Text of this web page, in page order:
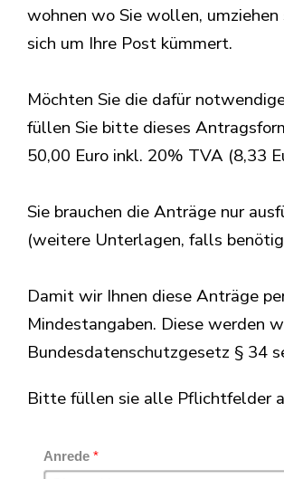
wohnen wo Sie wollen,
sich um Ihre Post kümmert.
Möchten Sie die dafür
füllen Sie bitte dieses
50,00 Euro inkl. 20% TVA (8,33
Sie brauchen die Anträge nur
(weitere Unterlagen, falls
Damit wir Ihnen diese Anträge
Mindestangaben. Diese werden
Bundesdatenschutzgesetz § 34
Bitte füllen sie alle Pflichtfelder
Anrede *